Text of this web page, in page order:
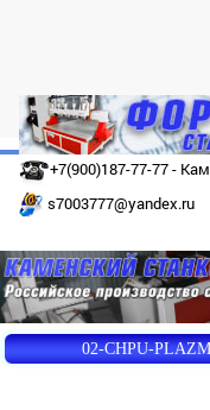
+7(900)187-77-77 -
s7003777@yandex.ru
02-CHPU-